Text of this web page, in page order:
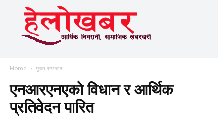
Home मुख्य समाचार
एनआरएनएको विधान र आर्थिक
प्रतिवेदन पारित